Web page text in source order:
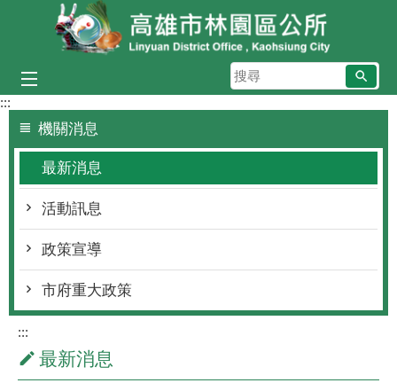
跳到主要內容區塊
搜
尋
:::
機關消息
最新消息
活動訊息
政策宣導
市府重大政策
:::
最新消息